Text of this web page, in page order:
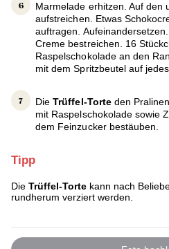
Marmelade erhitzen. Auf den
aufstreichen. Etwas
auftragen.
Creme bestreichen. 16
Raspelschokolade an den
mit dem Spritzbeutel auf
DieTrüffel-Torte den
mit Raspelschokolade sowie
dem Feinzucker bestäuben.
Tipp
Die Trüffel-Torte kann nach
rundherum verziert werden.